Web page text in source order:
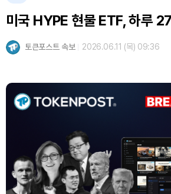
Solana (SOL)
TRON (TRX)
Dogecoin (DOGE)
Bitcoin (BTC)
미국 HYPE 현물 ETF, 하루
토큰포스트 속보 2026.06.11 (목) 09:36